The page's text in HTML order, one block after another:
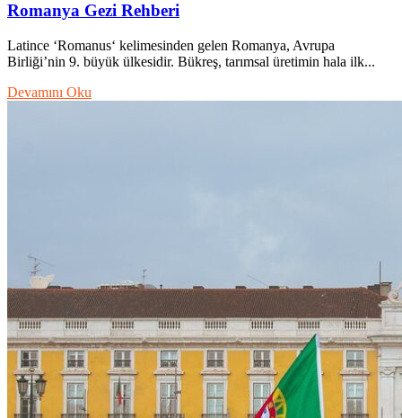
Romanya Gezi Rehberi
Latince ‘Romanus‘ kelimesinden gelen Romanya, Avrupa
Birliği’nin 9. büyük ülkesidir. Bükreş, tarımsal üretimin hala ilk...
Devamını Oku